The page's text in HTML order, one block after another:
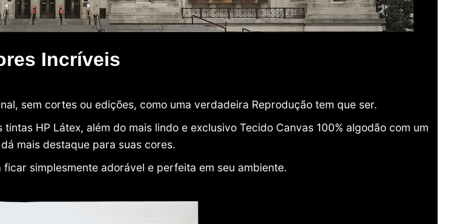
Incríveis
sem cortes ou edições, como uma verdadeira Reprodução tem que ser.
HP Látex, além do mais lindo e exclusivo Tecido Canvas 100% algodão com um
mais destaque para suas cores.
simplesmente adorável e perfeita em seu ambiente.